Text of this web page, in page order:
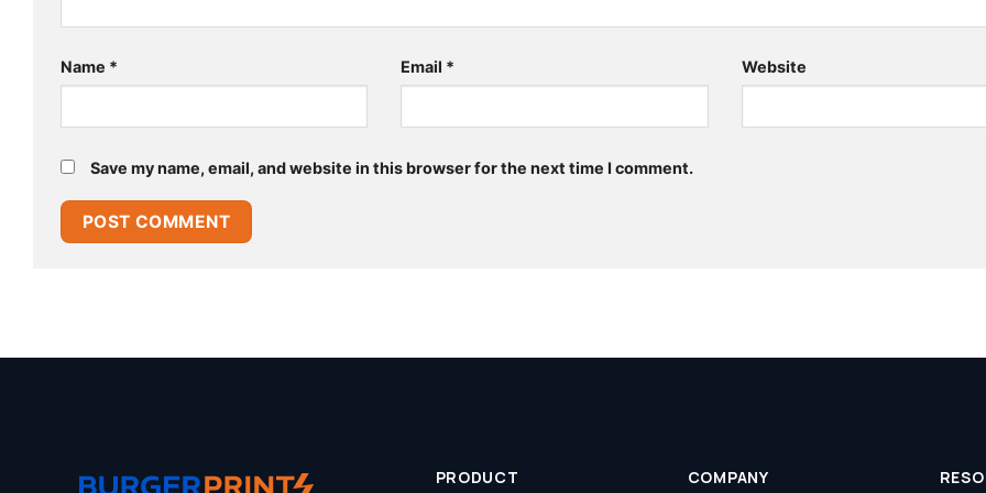
Name * Email * Website
Save my name, email, and website in this browser for the next time I comment.
PRODUCT COMPANY